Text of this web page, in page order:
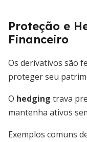
Proteção e
Financeiro
Os derivativos são
proteger seu
O hedging trava
mantenha ativos
Exemplos comuns